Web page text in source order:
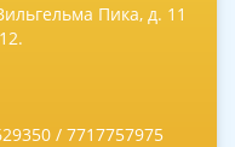
Пика, д. 11
/ 7717757975